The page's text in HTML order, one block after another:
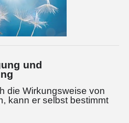
und
die Wirkungsweise von
kann er selbst bestimmt